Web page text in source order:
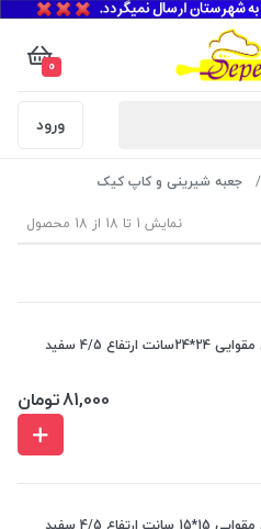
0
ورود
جعبه شیرینی و کاپ کیک
نمایش 1 تا 18 از 18 محصول
ارتفاع 4/5 سفید
81,000تومان